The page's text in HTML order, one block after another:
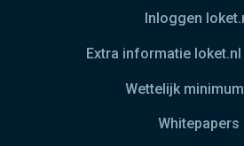
Inloggen
Extra informatie
Wettelijk
Whitepapers